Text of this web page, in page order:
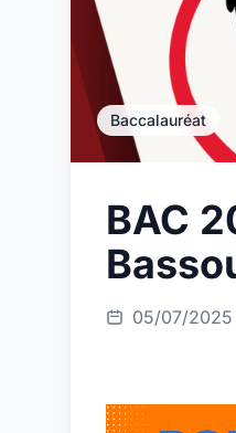
Baccalauréat
BAC
05/07/2025